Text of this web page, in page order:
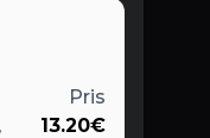
Pris
13.20€